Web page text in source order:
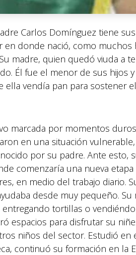
Carlos Domínguez tiene
en donde nació, como
madre, quien quedó viuda a
Él fue el menor de sus hijos
ella vendía pan para sostener
marcada por momentos
en una situación
por su padre. Ante esto,
comenzaría una nueva
en medio del trabajo diario.
desde muy pequeño.
entregando tortillas o
espacios para disfrutar su
niños del sector. Estudió en
continuó su formación en la